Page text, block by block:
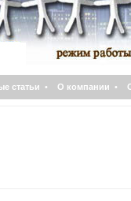
статьи • О компании •